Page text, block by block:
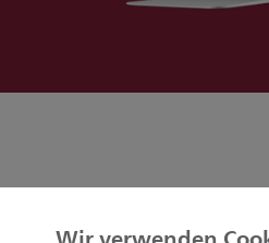
Wir verwenden